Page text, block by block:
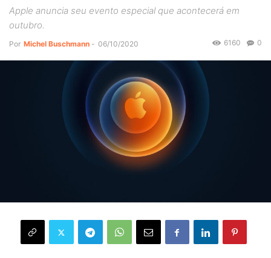
Apple anuncia seu evento especial que acontecerá em
outubro.
Por Michel Buschmann - 06/10/2020 0
6160